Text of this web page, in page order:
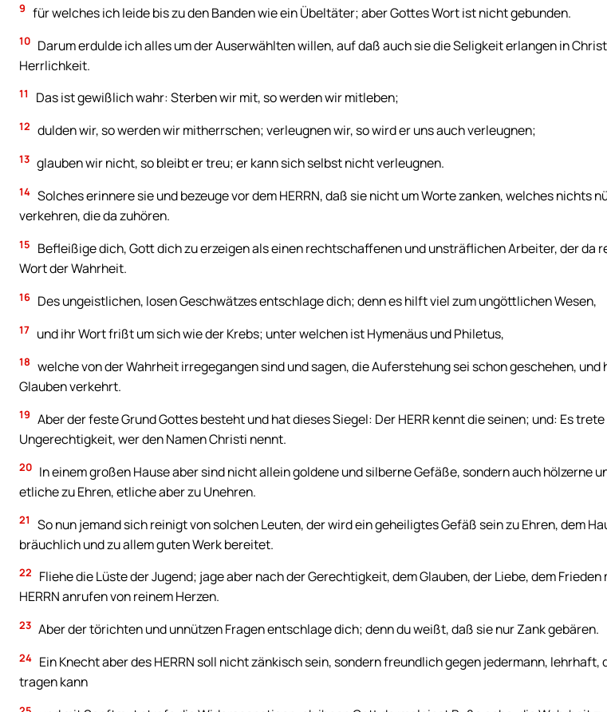
9 für welches ich leide bis zu den Banden wie ein Übeltäter; aber Gottes Wort ist nicht gebunden.
10 Darum erdulde ich alles um der Auserwählten willen, auf daß auch sie die Seligkeit erlangen in
Herrlichkeit.
11 Das ist gewißlich wahr: Sterben wir mit, so werden wir mitleben;
12 dulden wir, so werden wir mitherrschen; verleugnen wir, so wird er uns auch verleugnen;
13 glauben wir nicht, so bleibt er treu; er kann sich selbst nicht verleugnen.
14 Solches erinnere sie und bezeuge vor dem HERRN, daß sie nicht um Worte zanken, welches nichts
verkehren, die da zuhören.
15
Befleißige dich, Gott dich zu erzeigen als einen rechtschaffenen und unsträflichen Arbeiter, der da
Wort der Wahrheit.
16 Des ungeistlichen, losen Geschwätzes entschlage dich; denn es hilft viel zum ungöttlichen Wesen,
17 und ihr Wort frißt um sich wie der Krebs; unter welchen ist Hymenäus und Philetus,
18 welche von der Wahrheit irregegangen sind und sagen, die Auferstehung sei schon geschehen,
Glauben verkehrt.
19 Aber der feste Grund Gottes besteht und hat dieses Siegel: Der HERR kennt die seinen; und: Es
Ungerechtigkeit, wer den Namen Christi nennt.
20 In einem großen Hause aber sind nicht allein goldene und silberne Gefäße, sondern auch hölzerne
etliche zu Ehren, etliche aber zu Unehren.
21
So nun jemand sich reinigt von solchen Leuten, der wird ein geheiligtes Gefäß sein zu Ehren, dem
bräuchlich und zu allem guten Werk bereitet.
22
Fliehe die Lüste der Jugend; jage aber nach der Gerechtigkeit, dem Glauben, der Liebe, dem Frieden
HERRN anrufen von reinem Herzen.
23 Aber der törichten und unnützen Fragen entschlage dich; denn du weißt, daß sie nur Zank gebären.
24 Ein Knecht aber des HERRN soll nicht zänkisch sein, sondern freundlich gegen jedermann, lehrhaft,
tragen kann